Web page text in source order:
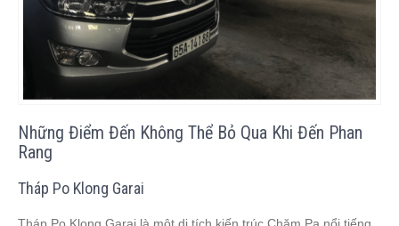
Những Điểm Đến Không Thể Bỏ Qua Khi Đến Phan
Rang
Tháp Po Klong Garai